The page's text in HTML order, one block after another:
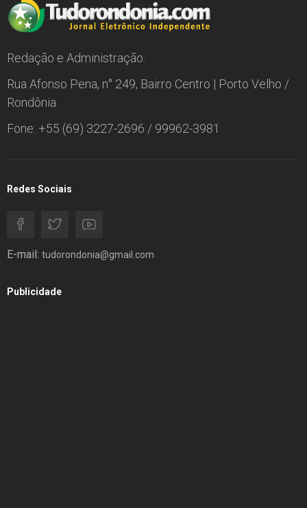
Redação e Administração:
Rua Afonso Pena, n° 249, Bairro Centro | Porto Velho /
Rondônia
Fone: +55 (69) 3227-2696 / 99962-3981
Redes Sociais
E-mail: tudorondonia@gmail.com
Publicidade